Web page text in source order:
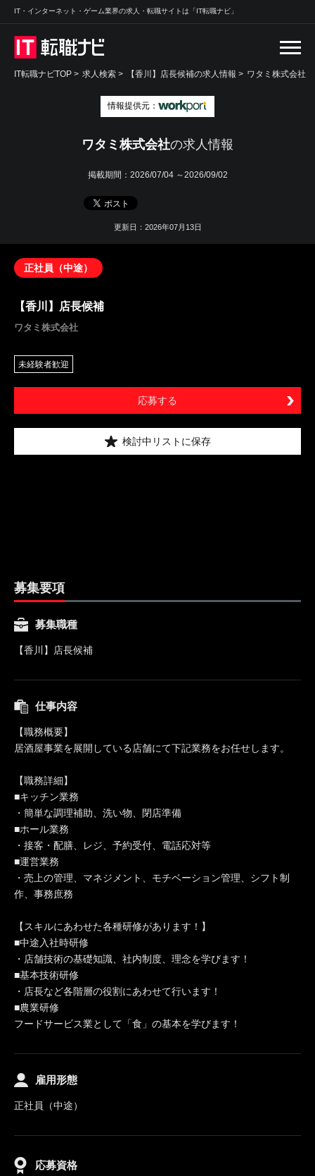
IT・インターネット・ゲーム業界の求人・転職サイトは「IT転職ナビ」
IT転職ナビTOP > 求人検索 > 【香川】店長候補の求人情報 > ワタミ株式会社
情報提供元：
ワタミ株式会社の求人情報
掲載期間： 2026/07/04 ～2026/09/02
更新日：2026年07月13日
正社員（中途）
【香川】店長候補
ワタミ株式会社
未経験者歓迎
応募する
検討中リストに保存
募集要項
募集職種
【香川】店長候補
仕事内容
【職務概要】
居酒屋事業を展開している店舗にて下記業務をお任せします。
【職務詳細】
■キッチン業務
・簡単な調理補助、洗い物、閉店準備
■ホール業務
・接客・配膳、レジ、予約受付、電話応対等
■運営業務
・売上の管理、マネジメント、モチベーション管理、シフト制
作、事務庶務
【スキルにあわせた各種研修があります！】
■中途入社時研修
・店舗技術の基礎知識、社内制度、理念を学びます！
■基本技術研修
・店長など各階層の役割にあわせて行います！
■農業研修
フードサービス業として「食」の基本を学びます！
雇用形態
正社員（中途）
応募資格